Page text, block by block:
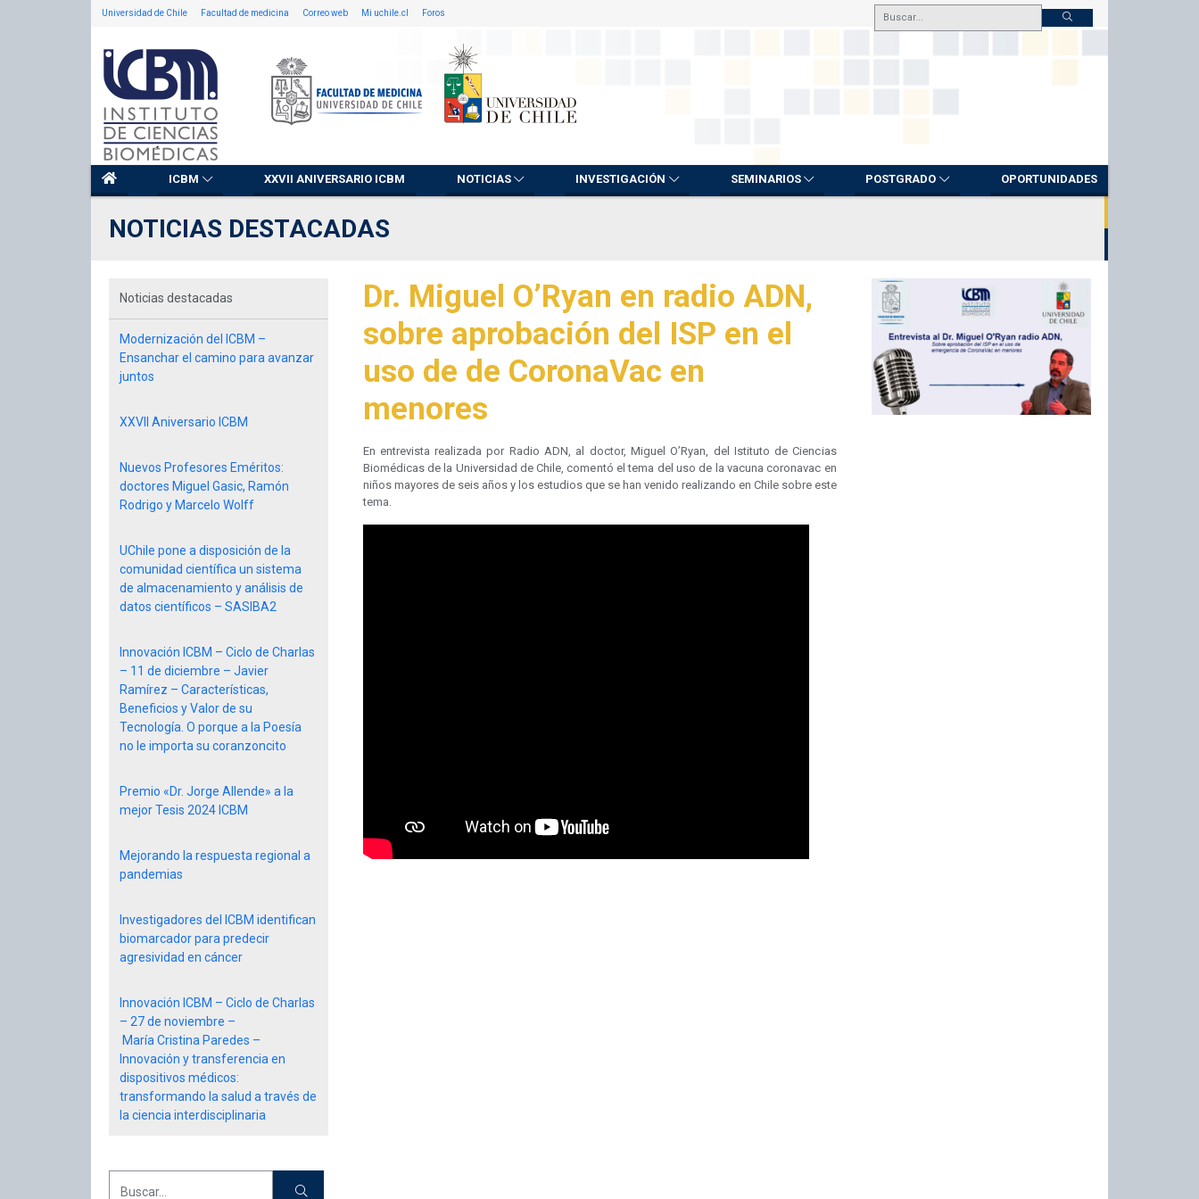
Universidad de Chile Facultad de medicina Correo web Mi uchile.cl Foros
ICBM XXVII ANIVERSARIO ICBM NOTICIAS INVESTIGACIÓN SEMINARIOS POSTGRADO OPORTUNIDADES
NOTICIAS DESTACADAS
Dr. Miguel O’Ryan en radio ADN,
sobre aprobación del ISP en el
uso de de CoronaVac en
menores
En entrevista realizada por Radio ADN, al doctor, Miguel O’Ryan, del Istituto de Ciencias
Biomédicas de la Universidad de Chile, comentó el tema del uso de la vacuna coronavac en
niños mayores de seis años y los estudios que se han venido realizando en Chile sobre este
tema.
Noticias destacadas
Modernización del ICBM –
Ensanchar el camino para avanzar
juntos
XXVII Aniversario ICBM
Nuevos Profesores Eméritos:
doctores Miguel Gasic, Ramón
Rodrigo y Marcelo Wolff
UChile pone a disposición de la
comunidad científica un sistema
de almacenamiento y análisis de
datos científicos – SASIBA2
Innovación ICBM – Ciclo de Charlas
– 11 de diciembre – Javier
Ramírez – Características,
Beneficios y Valor de su
Tecnología. O porque a la Poesía
no le importa su coranzoncito
Premio «Dr. Jorge Allende» a la
mejor Tesis 2024 ICBM
Mejorando la respuesta regional a
pandemias
Investigadores del ICBM identifican
biomarcador para predecir
agresividad en cáncer
Innovación ICBM – Ciclo de Charlas
– 27 de noviembre –
María Cristina Paredes –
Innovación y transferencia en
dispositivos médicos:
transformando la salud a través de
la ciencia interdisciplinaria